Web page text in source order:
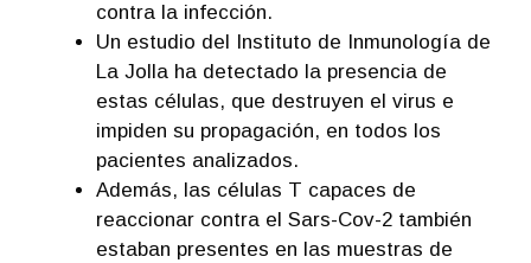
contra la infección.
Un estudio del Instituto de Inmunología de
La Jolla ha detectado la presencia de
estas células, que destruyen el virus e
impiden su propagación, en todos los
pacientes analizados.
Además, las células T capaces de
reaccionar contra el Sars-Cov-2 también
estaban presentes en las muestras de